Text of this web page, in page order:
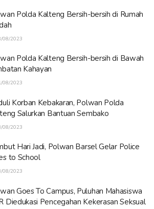
Polda Kalteng Bersih-bersih di Rumah
08/2023
Polda Kalteng Bersih-bersih di Bawah
Kahayan
08/2023
Korban Kebakaran, Polwan Polda
Salurkan Bantuan Sembako
08/2023
Hari Jadi, Polwan Barsel Gelar Police
to School
08/2023
Goes To Campus, Puluhan Mahasiswa
Diedukasi Pencegahan Kekerasan Seksual